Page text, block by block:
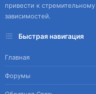
привести к
зависимостей.
Быстрая навигация
Главная
Форумы